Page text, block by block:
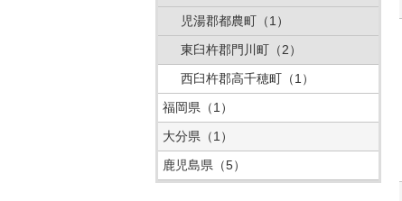
児湯郡都農町 （1）
東臼杵郡門川町 （2）
西臼杵郡高千穂町 （1）
福岡県 （1）
大分県 （1）
鹿児島県 （5）